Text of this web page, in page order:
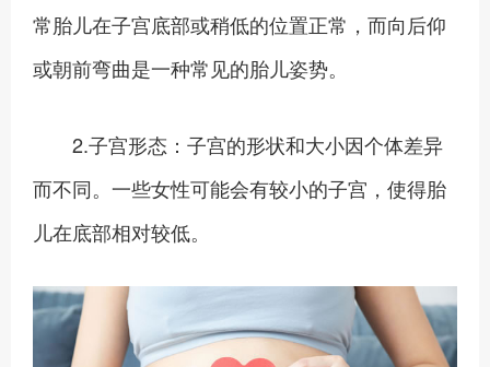
常胎儿在子宫底部或稍低的位置正常，而向后仰
或朝前弯曲是一种常见的胎儿姿势。
2.子宫形态：子宫的形状和大小因个体差异
而不同。一些女性可能会有较小的子宫，使得胎
儿在底部相对较低。